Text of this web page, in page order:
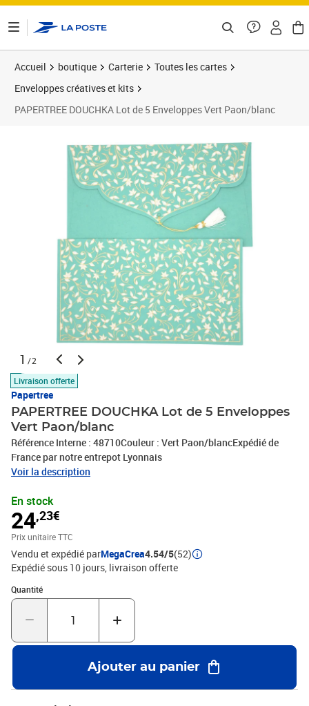
Accueil boutique Carterie
Toutes les cartes
Enveloppes créatives et kits
PAPERTREE DOUCHKA Lot de 5 Enveloppes Vert Paon/blanc
1 /2
Livraison offerte
Papertree
PAPERTREE DOUCHKA Lot de 5 Enveloppes
Vert Paon/blanc
Référence Interne : 48710Couleur : Vert Paon/blancExpédié de
France par notre entrepot Lyonnais
Voir la description
En stock
24,23€
Prix unitaire TTC
Vendu et expédié parMegaCrea4.54/5(52)
Expédié sous 10 jours livraison offerte
Quantité
Quantité : 1
Ajouter au panier